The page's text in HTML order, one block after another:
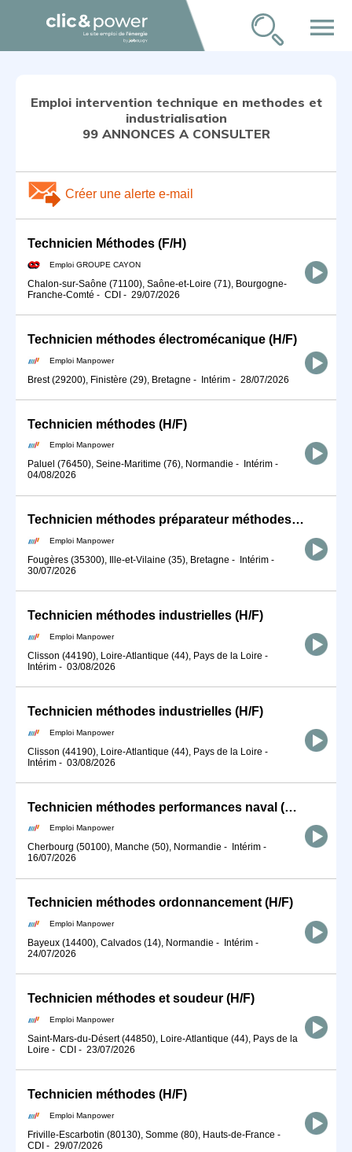
menu
Emploi intervention technique en methodes et
industrialisation
99 ANNONCES A CONSULTER
Créer une alerte e-mail
Technicien Méthodes (F/H)
Emploi GROUPE CAYON
Chalon-sur-Saône (71100), Saône-et-Loire (71), Bourgogne-
Franche-Comté - CDI - 29/07/2026
Technicien méthodes électromécanique (H/F)
Emploi Manpower
Brest (29200), Finistère (29), Bretagne - Intérim - 28/07/2026
Technicien méthodes (H/F)
Emploi Manpower
Paluel (76450), Seine-Maritime (76), Normandie - Intérim -
04/08/2026
Technicien méthodes préparateur méthodes - 35300 FOUGERES (H/F)
Emploi Manpower
Fougères (35300), Ille-et-Vilaine (35), Bretagne - Intérim -
30/07/2026
Technicien méthodes industrielles (H/F)
Emploi Manpower
Clisson (44190), Loire-Atlantique (44), Pays de la Loire -
Intérim - 03/08/2026
Technicien méthodes industrielles (H/F)
Emploi Manpower
Clisson (44190), Loire-Atlantique (44), Pays de la Loire -
Intérim - 03/08/2026
Technicien méthodes performances naval (H/F)
Emploi Manpower
Cherbourg (50100), Manche (50), Normandie - Intérim -
16/07/2026
Technicien méthodes ordonnancement (H/F)
Emploi Manpower
Bayeux (14400), Calvados (14), Normandie - Intérim -
24/07/2026
Technicien méthodes et soudeur (H/F)
Emploi Manpower
Saint-Mars-du-Désert (44850), Loire-Atlantique (44), Pays de la
Loire - CDI - 23/07/2026
Technicien méthodes (H/F)
Emploi Manpower
Friville-Escarbotin (80130), Somme (80), Hauts-de-France -
CDI - 29/07/2026